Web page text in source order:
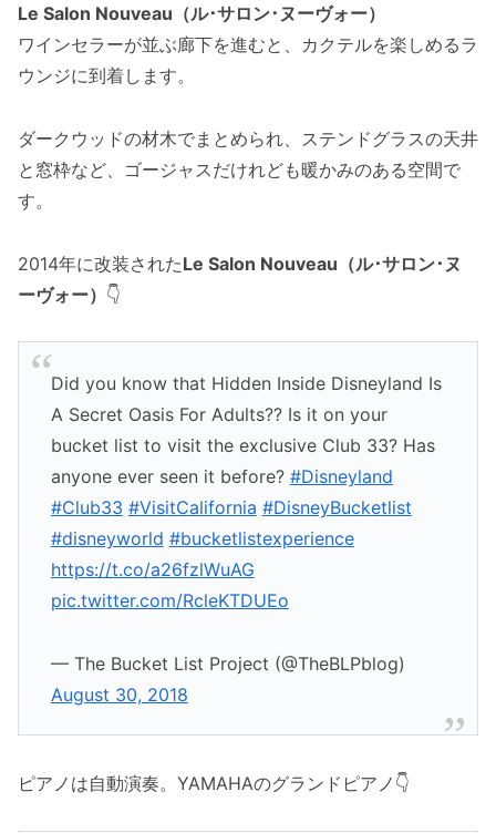
Le Salon Nouveau（ル･サロン･ヌーヴォー）
ワインセラーが並ぶ廊下を進むと、カクテルを楽しめるラ
ウンジに到着します。
ダークウッドの材木でまとめられ、ステンドグラスの天井
と窓枠など、ゴージャスだけれども暖かみのある空間で
す。
2014年に改装されたLe Salon Nouveau（ル･サロン･ヌ
ーヴォー） 👇
Did you know that Hidden Inside Disneyland Is
A Secret Oasis For Adults?? Is it on your
bucket list to visit the exclusive Club 33? Has
anyone ever seen it before? #Disneyland
#Club33 #VisitCalifornia #DisneyBucketlist
#disneyworld #bucketlistexperience
https://t.co/a26fzlWuAG
pic.twitter.com/RcleKTDUEo
— The Bucket List Project (@TheBLPblog)
August 30, 2018
ピアノは自動演奏。YAMAHAのグランドピアノ👇